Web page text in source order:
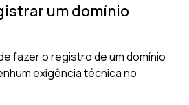
um domínio
fazer o registro de um domínio
exigência técnica no